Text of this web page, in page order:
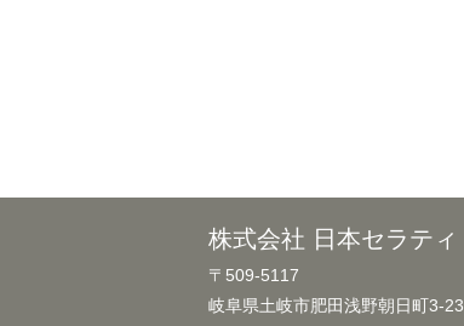
株式会社 日本セラティ
〒509-5117
岐阜県土岐市肥田浅野朝日町3-23